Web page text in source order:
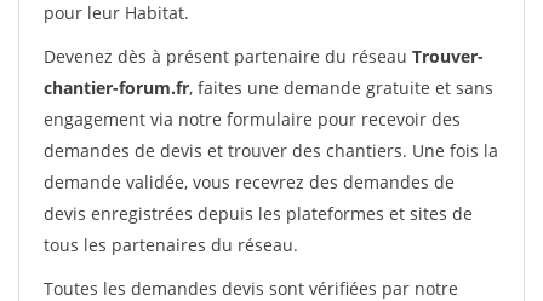
pour leur Habitat.
Devenez dès à présent partenaire du réseau Trouver-
chantier-forum.fr, faites une demande gratuite et sans
engagement via notre formulaire pour recevoir des
demandes de devis et trouver des chantiers. Une fois la
demande validée, vous recevrez des demandes de
devis enregistrées depuis les plateformes et sites de
tous les partenaires du réseau.
Toutes les demandes devis sont vérifiées par notre